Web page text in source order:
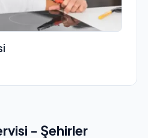
- Şehirler